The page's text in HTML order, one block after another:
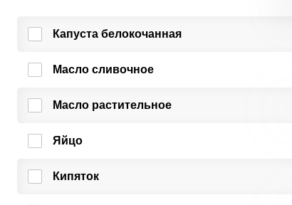
Капуста белокочанная
Масло сливочное
Масло растительное
Яйцо
Кипяток